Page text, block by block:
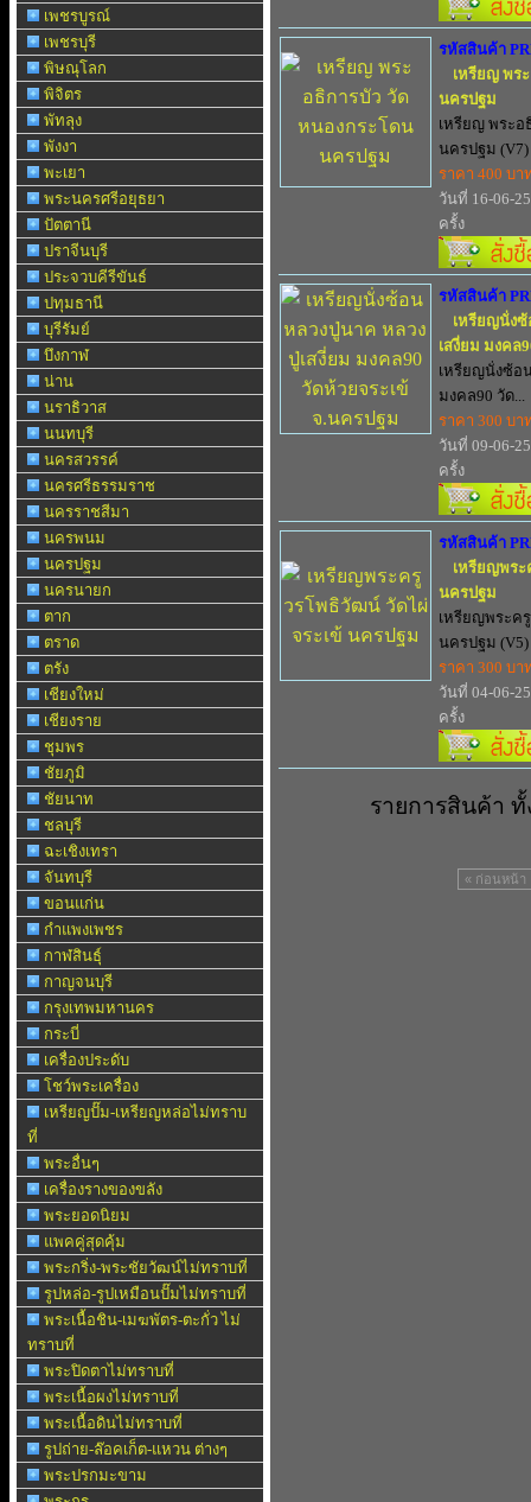
เพชรบูรณ์
เพชรบุรี
พิษณุโลก
พิจิตร
พัทลุง
พังงา
พะเยา
พระนครศรีอยุธยา
ปัตตานี
ปราจีนบุรี
ประจวบคีรีขันธ์
ปทุมธานี
บุรีรัมย์
บึงกาฬ
น่าน
นราธิวาส
นนทบุรี
นครสวรรค์
นครศรีธรรมราช
นครราชสีมา
นครพนม
นครปฐม
นครนายก
ตาก
ตราด
ตรัง
เชียงใหม่
เชียงราย
ชุมพร
ชัยภูมิ
ชัยนาท
ชลบุรี
ฉะเชิงเทรา
จันทบุรี
ขอนแก่น
กำแพงเพชร
กาฬสินธุ์
กาญจนบุรี
กรุงเทพมหานคร
กระบี่
เครื่องประดับ
โชว์พระเครื่อง
เหรียญปั๊ม-เหรียญหล่อไม่ทราบ
ที่
พระอื่นๆ
เครื่องรางของขลัง
พระยอดนิยม
แพคคู่สุดคุ้ม
พระกริ่ง-พระชัยวัฒน์ไม่ทราบที่
รูปหล่อ-รูปเหมือนปั๊มไม่ทราบที่
พระเนื้อชิน-เมฆพัตร-ตะกั่ว ไม่
ทราบที่
พระปิดตาไม่ทราบที่
พระเนื้อผงไม่ทราบที่
พระเนื้อดินไม่ทราบที่
รูปถ่าย-ล๊อคเก็ต-แหวน ต่างๆ
พระปรกมะขาม
รหัสสินค้า
เหรียญ พร
นครปฐม
เหรียญ พระอ
นครปฐม (V7)
ราคา 400 บา
วันที่ 16-06-
ครั้ง
รหัสสินค้า
เหรียญนั่ง
เสงี่ยม มงคล
เหรียญนั่งซ้อ
มงคล90 วัด...
ราคา 300 บา
วันที่ 09-06-
ครั้ง
รหัสสินค้า
เหรียญพระ
นครปฐม
เหรียญพระค
นครปฐม (V5)
ราคา 300 บา
วันที่ 04-06-
ครั้ง
รายการสินค้า
« ก่อนหน้า